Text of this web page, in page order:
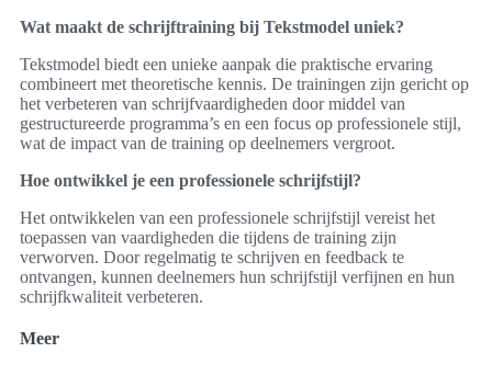
Wat maakt de schrijftraining bij Tekstmodel uniek?
Tekstmodel biedt een unieke aanpak die praktische ervaring
combineert met theoretische kennis. De trainingen zijn gericht op
het verbeteren van schrijfvaardigheden door middel van
gestructureerde programma’s en een focus op professionele stijl,
wat de impact van de training op deelnemers vergroot.
Hoe ontwikkel je een professionele schrijfstijl?
Het ontwikkelen van een professionele schrijfstijl vereist het
toepassen van vaardigheden die tijdens de training zijn
verworven. Door regelmatig te schrijven en feedback te
ontvangen, kunnen deelnemers hun schrijfstijl verfijnen en hun
schrijfkwaliteit verbeteren.
Meer